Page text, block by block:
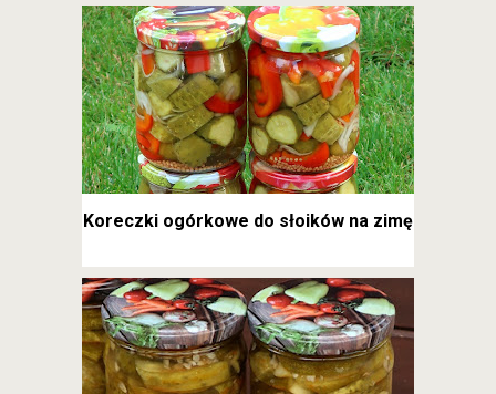
Koreczki ogórkowe do słoików na zimę